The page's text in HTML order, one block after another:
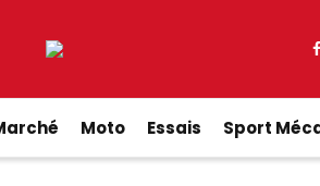
Moto Essais Sport